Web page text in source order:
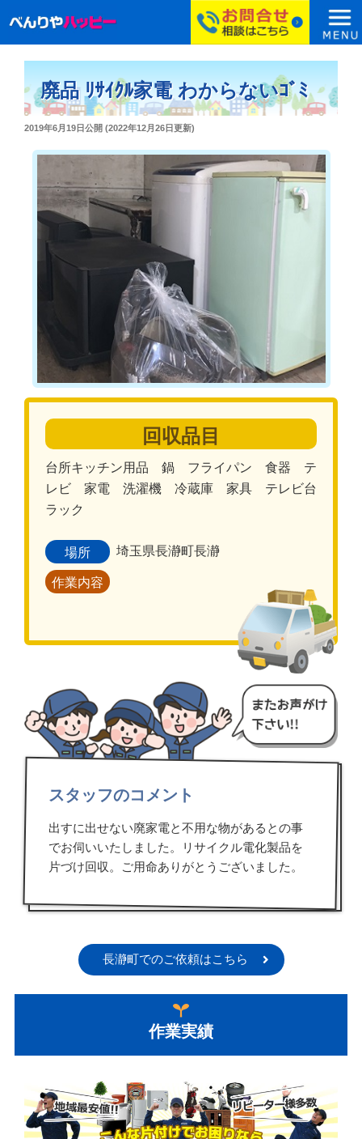
廃品 ﾘｻｲｸﾙ家電 わからないｺﾞﾐ
投
2019年6月19日公開 (2022年12月26日更新)
回収品目
台所キッチン用品 鍋 フライパン 食器 テ
レビ 家電 洗濯機 冷蔵庫 家具 テレビ台
ラック
場所 埼玉県長瀞町長瀞
作業内容
スタッフのコメント
出すに出せない廃家電と不用な物があるとの事
でお伺いいたしました。リサイクル電化製品を
片づけ回収。ご用命ありがとうございました。
長瀞町でのご依頼はこちら
作業実績